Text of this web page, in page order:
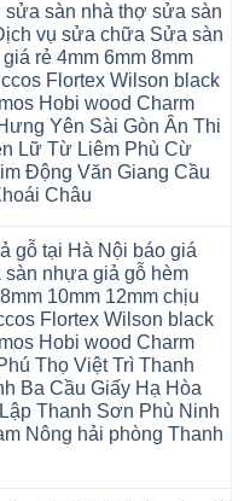
sàn nhà thợ sửa sàn
vụ sửa chữa Sửa sàn
rẻ 4mm 6mm 8mm
Flortex Wilson black
Hobi wood Charm
Yên Sài Gòn Ân Thi
Lữ Từ Liêm Phù Cừ
Động Văn Giang Cầu
Châu
gỗ tại Hà Nội báo giá
nhựa giả gỗ hèm
10mm 12mm chịu
Flortex Wilson black
Hobi wood Charm
Thọ Việt Trì Thanh
Ba Cầu Giấy Hạ Hòa
Thanh Sơn Phù Ninh
Nông hải phòng Thanh